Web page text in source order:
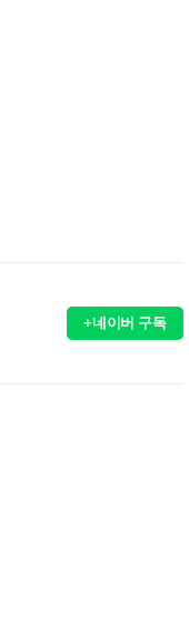
+네이버 구독